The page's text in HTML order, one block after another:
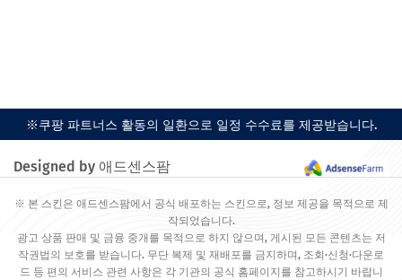
※쿠팡 파트너스 활동의 일환으로 일정 수수료를 제공받습니다.
Designed by 애드센스팜
※ 본 스킨은 애드센스팜에서 공식 배포하는 스킨으로, 정보 제공을 목적으로 제
작되었습니다.
광고 상품 판매 및 금융 중개를 목적으로 하지 않으며, 게시된 모든 콘텐츠는 저
작권법의 보호를 받습니다. 무단 복제 및 재배포를 금지하며, 조회·신청·다운로
드 등 편의 서비스 관련 사항은 각 기관의 공식 홈페이지를 참고하시기 바랍니